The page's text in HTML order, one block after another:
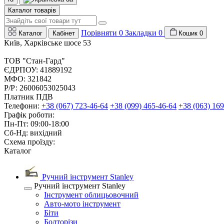
Каталог товарів
Каталог Кабінет Порівняти 0 Закладки 0 Кошик 0
Київ, Харківське шосе 53
ТОВ "Стан-Гард"
ЄДРПОУ: 41889192
МФО: 321842
Р/Р: 26006053025043
Платник ПДВ
Телефони: +38 (067) 723-46-64 +38 (099) 465-46-64 +38 (063)
Графік роботи:
Пн-Пт: 09:00-18:00
Сб-Нд: вихідний
Схема проїзду:
Каталог
Ручний інструмент Stanley
Ручний інструмент Stanley
Інструмент облицьовочний
Авто-мото інструмент
Біти
Болторізи